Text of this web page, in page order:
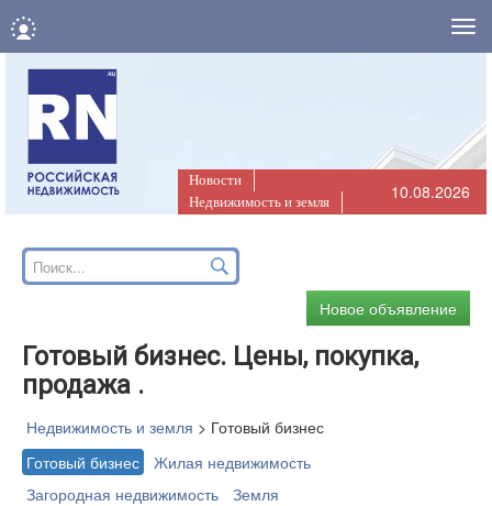
Новости
Недвижимость и земля
10.08.2026
Новое объявление
Готовый бизнес. Цены, покупка,
продажа .
Недвижимость и земля > Готовый бизнес
Готовый бизнес
Жилая недвижимость
Загородная недвижимость
Земля